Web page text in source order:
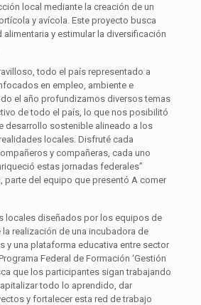
local mediante la creación de un
y avícola. Este proyecto busca
y estimular la diversificación
todo el país representado a
en empleo, ambiente e
el año profundizamos diversos temas
de todo el país, lo que nos posibilitó
desarrollo sostenible alineado a los
locales. Disfruté cada
y compañeras, cada uno
estas jornadas federales”
parte del equipo que presentó A comer
locales diseñados por los equipos de
realización de una incubadora de
y una plataforma educativa entre sector
Federal de Formación ‘Gestión
que los participantes sigan trabajando
todo lo aprendido, dar
y fortalecer esta red de trabajo